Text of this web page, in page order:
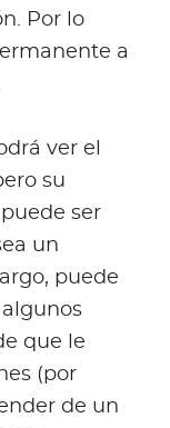
Por lo
a
ver el
su
ser
un
puede
que le
(por
de un